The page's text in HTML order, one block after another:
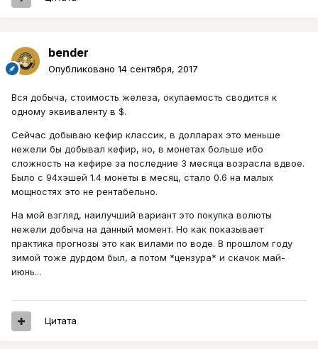
bender
Опубликовано 14 сентября, 2017
Вся добыча, стоимость железа, окупаемость сводится к
одному эквиваленту в $.
Сейчас добываю кефир классик, в долларах это меньше
нежели бы добывал кефир, но, в монетах больше ибо
сложность на кефире за последние 3 месяца возрасла вдвое.
Было с 94хэшей 1.4 монеты в месяц, стало 0.6 на малых
мощностях это не рентабельно.
На мой взгляд, наилучший вариант это покупка волюты
нежели добыча на данный момент. Но как показывает
практика прогнозы это как вилами по воде. В прошлом году
зимой тоже дурдом был, а потом *цензура* и скачок май-
июнь...
Цитата